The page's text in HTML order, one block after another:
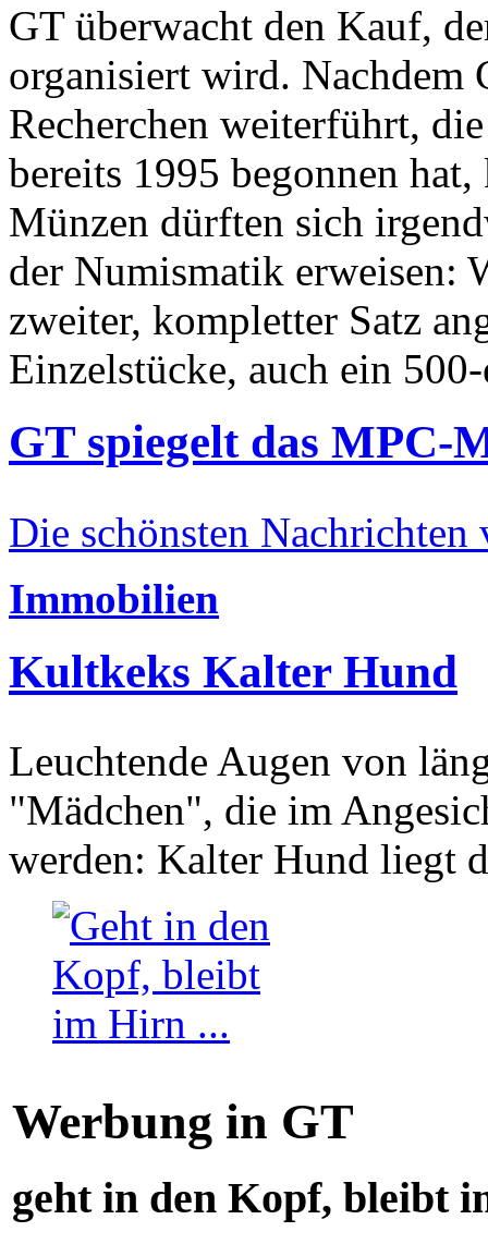
GT überwacht den Kauf,
organisiert wird. Nachdem
Recherchen weiterführt,
bereits 1995 begonnen
Münzen dürften sich
der Numismatik erweisen:
zweiter, kompletter Satz
Einzelstücke, auch ein
GT spiegelt das MPC-
Die schönsten Nachrichten
Immobilien
Kultkeks Kalter Hund
Leuchtende Augen von
"Mädchen", die im
werden: Kalter Hund liegt
Werbung in GT
geht in den Kopf, bleibt